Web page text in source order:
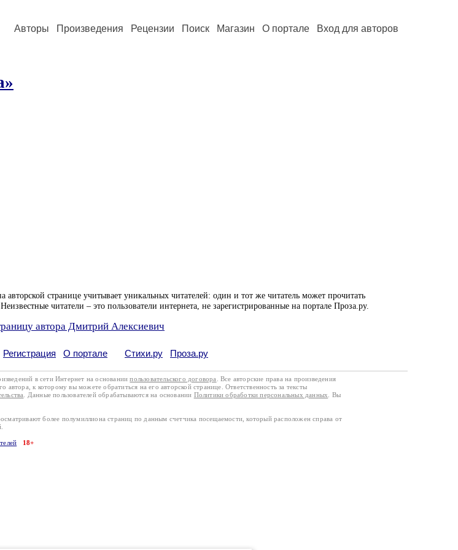
Авторы Произведения Рецензии Поиск Магазин О портале Вход для авторов
странице учитывает уникальных читателей: один и тот же читатель может прочитать
читатели – это пользователи интернета, не зарегистрированные на портале Проза.ру.
автора Дмитрий Алексиевич
Регистрация О портале Стихи.ру Проза.ру
в сети Интернет на основаниипользовательского договора
. Все авторские права на произведения
автора, к которому вы можете обратиться на его авторской странице. Ответственность за тексты
. Данные пользователей обрабатываются на основании Политики обработки персональных данных
. Вы
более полумиллиона страниц по данным счетчика посещаемости, который расположен справа от
18+